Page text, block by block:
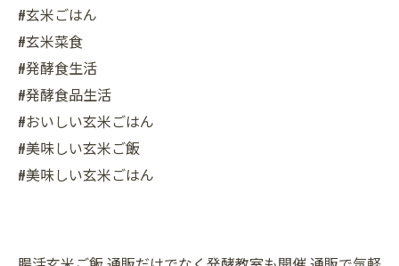
#玄米ごはん
#玄米菜食
#発酵食生活
#発酵食品生活
#おいしい玄米ごはん
#美味しい玄米ご飯
#美味しい玄米ごはん